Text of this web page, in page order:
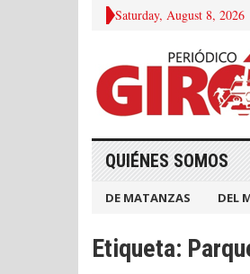
Saturday, August 8, 2026
QUIÉNES SOMOS
DE MATANZAS DEL
Etiqueta: